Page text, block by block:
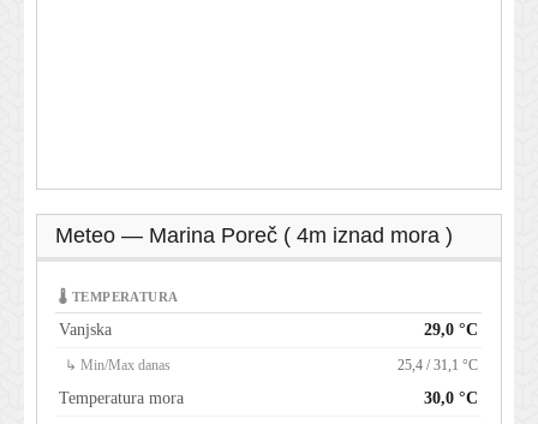
Meteo — Marina Poreč ( 4m iznad mora )
🌡 TEMPERATURA
Vanjska 29,0 °C
↳ Min/Max danas 25,4 / 31,1 °C
Temperatura mora 30,0 °C